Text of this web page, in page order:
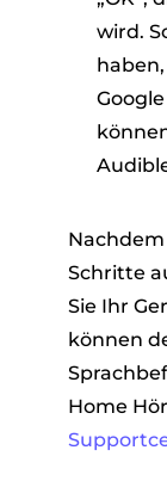
wird.
Schritte
Sie Ihr
können
Home